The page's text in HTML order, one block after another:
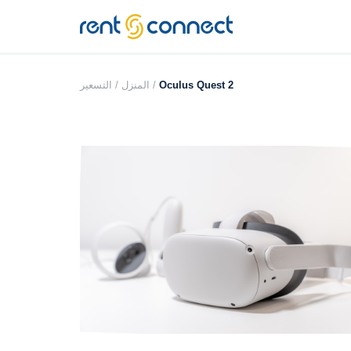
RENT'N
CONNECT
المنزل / التسعير / Oculus Quest 2